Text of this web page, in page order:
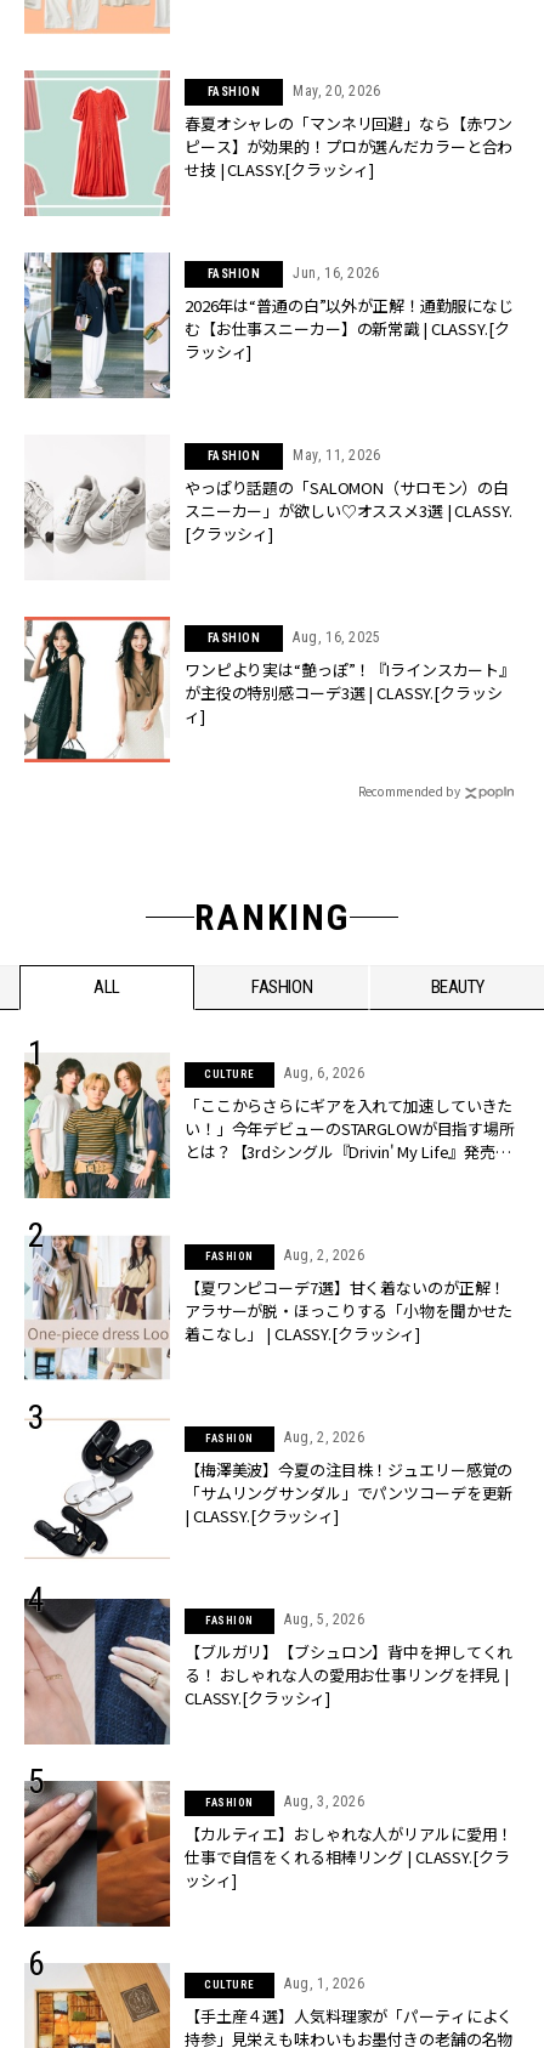
FASHION May, 20, 2026
春夏オシャレの「マンネリ回避」なら【赤ワン
ピース】が効果的！プロが選んだカラーと合わ
せ技 | CLASSY.[クラッシィ]
FASHION Jun, 16, 2026
2026年は“普通の白”以外が正解！通勤服になじ
む【お仕事スニーカー】の新常識 | CLASSY.[ク
ラッシィ]
FASHION May, 11, 2026
やっぱり話題の「SALOMON（サロモン）の白
スニーカー」が欲しい♡オススメ3選 | CLASSY.
[クラッシィ]
FASHION Aug, 16, 2025
ワンピより実は“艶っぽ”！『Iラインスカート』
が主役の特別感コーデ3選 | CLASSY.[クラッシ
ィ]
Recommended by
RANKING
ALL FASHION BEAUTY
CULTURE Aug, 6, 2026
「ここからさらにギアを入れて加速していきた
い！」今年デビューのSTARGLOWが目指す場所
とは？【3rdシングル『Drivin' My Life』発売】 |
FASHION Aug, 2, 2026
【夏ワンピコーデ7選】甘く着ないのが正解！
アラサーが脱・ほっこりする「小物を聞かせた
着こなし」 | CLASSY.[クラッシィ]
FASHION Aug, 2, 2026
【梅澤美波】今夏の注目株！ジュエリー感覚の
「サムリングサンダル」でパンツコーデを更新
| CLASSY.[クラッシィ]
FASHION Aug, 5, 2026
【ブルガリ】【ブシュロン】背中を押してくれ
る！ おしゃれな人の愛用お仕事リングを拝見 |
CLASSY.[クラッシィ]
FASHION Aug, 3, 2026
【カルティエ】おしゃれな人がリアルに愛用！
仕事で自信をくれる相棒リング | CLASSY.[クラ
ッシィ]
CULTURE Aug, 1, 2026
【手土産４選】人気料理家が「パーティによく
持参」見栄えも味わいもお墨付きの老舗の名物